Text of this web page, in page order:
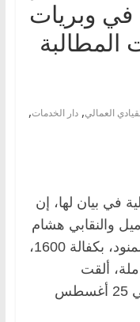
في وبريات
العمالي, دار الخدمات,
في بيان لها، إن
والنقابي هشام
البنا، القيادى في مصنع وبريات سمنود، بكفالة 1600،
ألقت
السلطات الأمنية القبض عليهم في 25 أغسطس